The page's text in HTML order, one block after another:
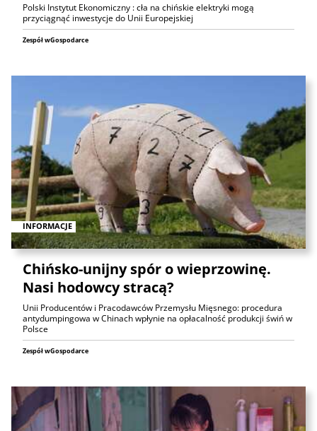
Polski Instytut Ekonomiczny : cła na chińskie elektryki mogą
przyciągnąć inwestycje do Unii Europejskiej
Zespół wGospodarce
INFORMACJE
Chińsko-unijny spór o wieprzowinę.
Nasi hodowcy stracą?
Unii Producentów i Pracodawców Przemysłu Mięsnego: procedura
antydumpingowa w Chinach wpłynie na opłacalność produkcji świń w
Polsce
Zespół wGospodarce